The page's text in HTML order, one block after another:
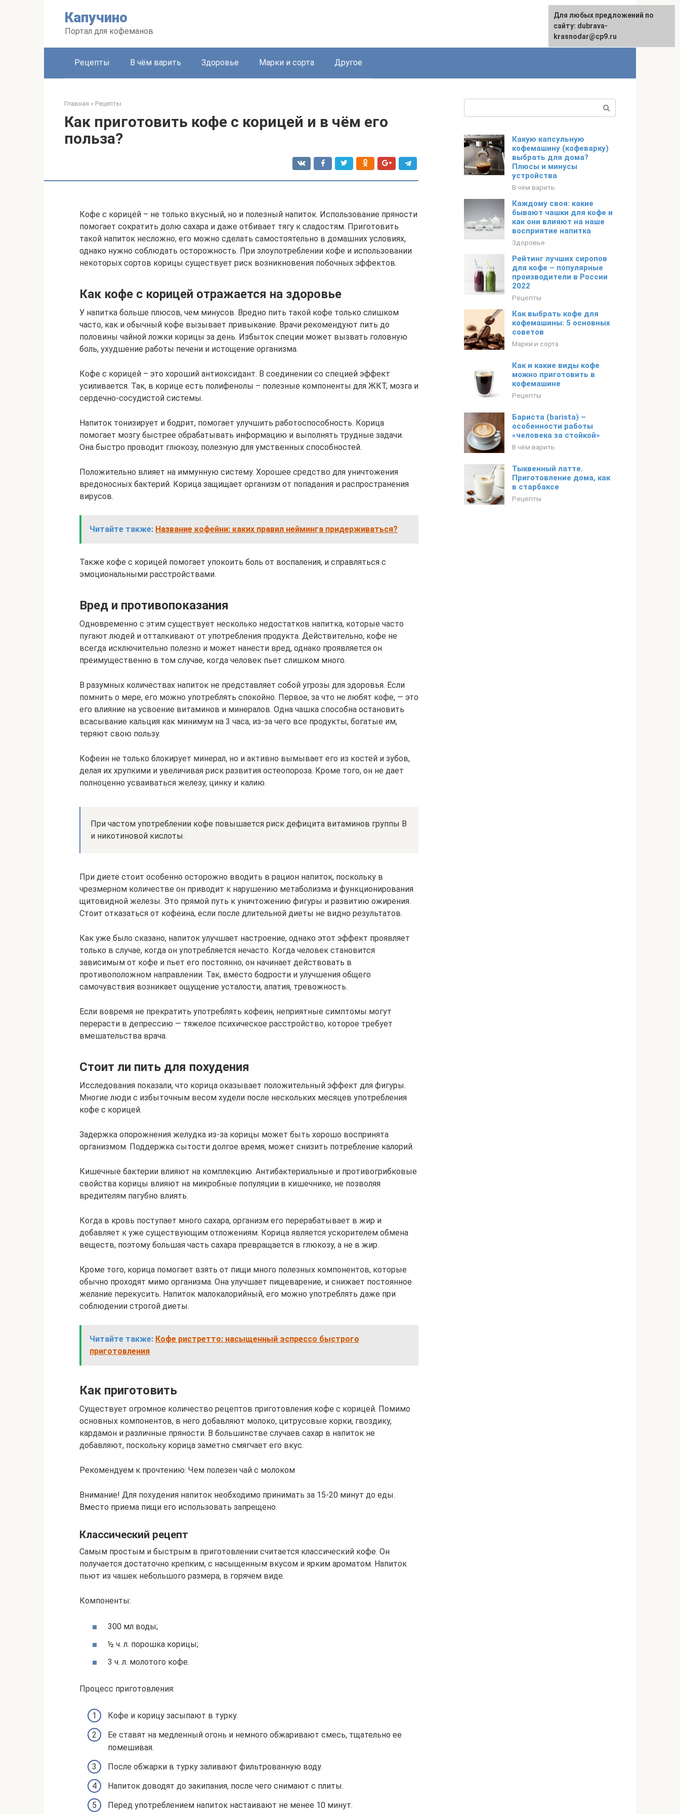
Капучино
Портал для кофеманов
Рецепты В чём варить Здоровье Марки и сорта Другое
Главная » Рецепты
Как приготовить кофе с корицей и в чём его
польза?
Кофе с корицей – не только вкусный, но и полезный напиток. Использование пряности
помогает сократить долю сахара и даже отбивает тягу к сладостям. Приготовить
такой напиток несложно, его можно сделать самостоятельно в домашних условиях,
однако нужно соблюдать осторожность. При злоупотреблении кофе и использовании
некоторых сортов корицы существует риск возникновения побочных эффектов.
Как кофе с корицей отражается на здоровье
У напитка больше плюсов, чем минусов. Вредно пить такой кофе только слишком
часто, как и обычный кофе вызывает привыкание. Врачи рекомендуют пить до
половины чайной ложки корицы за день. Избыток специи может вызвать головную
боль, ухудшение работы печени и истощение организма.
Кофе с корицей – это хороший антиоксидант. В соединении со специей эффект
усиливается. Так, в корице есть полифенолы – полезные компоненты для ЖКТ, мозга и
сердечно-сосудистой системы.
Напиток тонизирует и бодрит, помогает улучшить работоспособность. Корица
помогает мозгу быстрее обрабатывать информацию и выполнять трудные задачи.
Она быстро проводит глюкозу, полезную для умственных способностей.
Положительно влияет на иммунную систему. Хорошее средство для уничтожения
вредоносных бактерий. Корица защищает организм от попадания и распространения
вирусов.
Читайте также: Название кофейни: каких правил нейминга придерживаться?
Также кофе с корицей помогает упокоить боль от воспаления, и справляться с
эмоциональными расстройствами.
Вред и противопоказания
Одновременно с этим существует несколько недостатков напитка, которые часто
пугают людей и отталкивают от употребления продукта. Действительно, кофе не
всегда исключительно полезно и может нанести вред, однако проявляется он
преимущественно в том случае, когда человек пьет слишком много.
В разумных количествах напиток не представляет собой угрозы для здоровья. Если
помнить о мере, его можно употреблять спокойно. Первое, за что не любят кофе, — это
его влияние на усвоение витаминов и минералов. Одна чашка способна остановить
всасывание кальция как минимум на 3 часа, из-за чего все продукты, богатые им,
теряют свою пользу.
Кофеин не только блокирует минерал, но и активно вымывает его из костей и зубов,
делая их хрупкими и увеличивая риск развития остеопороза. Кроме того, он не дает
полноценно усваиваться железу, цинку и калию.
При частом употреблении кофе повышается риск дефицита витаминов группы B
и никотиновой кислоты.
При диете стоит особенно осторожно вводить в рацион напиток, поскольку в
чрезмерном количестве он приводит к нарушению метаболизма и функционирования
щитовидной железы. Это прямой путь к уничтожению фигуры и развитию ожирения.
Стоит отказаться от кофеина, если после длительной диеты не видно результатов.
Как уже было сказано, напиток улучшает настроение, однако этот эффект проявляет
только в случае, когда он употребляется нечасто. Когда человек становится
зависимым от кофе и пьет его постоянно, он начинает действовать в
противоположном направлении. Так, вместо бодрости и улучшения общего
самочувствия возникает ощущение усталости, апатия, тревожность.
Если вовремя не прекратить употреблять кофеин, неприятные симптомы могут
перерасти в депрессию — тяжелое психическое расстройство, которое требует
вмешательства врача.
Стоит ли пить для похудения
Исследования показали, что корица оказывает положительный эффект для фигуры.
Многие люди с избыточным весом худели после нескольких месяцев употребления
кофе с корицей.
Задержка опорожнения желудка из-за корицы может быть хорошо воспринята
организмом. Поддержка сытости долгое время, может снизить потребление калорий.
Кишечные бактерии влияют на комплекцию. Антибактериальные и противогрибковые
свойства корицы влияют на микробные популяции в кишечнике, не позволяя
вредителям пагубно влиять.
Когда в кровь поступает много сахара, организм его перерабатывает в жир и
добавляет к уже существующим отложениям. Корица является ускорителем обмена
веществ, поэтому большая часть сахара превращается в глюкозу, а не в жир.
Кроме того, корица помогает взять от пищи много полезных компонентов, которые
обычно проходят мимо организма. Она улучшает пищеварение, и снижает постоянное
желание перекусить. Напиток малокалорийный, его можно употреблять даже при
соблюдении строгой диеты.
Читайте также: Кофе ристретто: насыщенный эспрессо быстрого
приготовления
Как приготовить
Существует огромное количество рецептов приготовления кофе с корицей. Помимо
основных компонентов, в него добавляют молоко, цитрусовые корки, гвоздику,
кардамон и различные пряности. В большинстве случаев сахар в напиток не
добавляют, поскольку корица заметно смягчает его вкус.
Рекомендуем к прочтению: Чем полезен чай с молоком
Внимание! Для похудения напиток необходимо принимать за 15-20 минут до еды.
Вместо приема пищи его использовать запрещено.
Классический рецепт
Самым простым и быстрым в приготовлении считается классический кофе. Он
получается достаточно крепким, с насыщенным вкусом и ярким ароматом. Напиток
пьют из чашек небольшого размера, в горячем виде.
Компоненты:
300 мл воды;
½ ч. л. порошка корицы;
3 ч. л. молотого кофе.
Процесс приготовления:
Кофе и корицу засыпают в турку.
Ее ставят на медленный огонь и немного обжаривают смесь, тщательно ее
помешивая.
После обжарки в турку заливают фильтрованную воду.
Напиток доводят до закипания, после чего снимают с плиты.
Перед употреблением напиток настаивают не менее 10 минут.
Какую капсульную
кофемашину (кофеварку)
выбрать для дома?
Плюсы и минусы
устройства
В чём варить
Каждому своя: какие
бывают чашки для кофе и
как они влияют на наше
восприятие напитка
Здоровье
Рейтинг лучших сиропов
для кофе – популярные
производители в России
2022
Рецепты
Как выбрать кофе для
кофемашины: 5 основных
советов
Марки и сорта
Как и какие виды кофе
можно приготовить в
кофемашине
Рецепты
Бариста (barista) –
особенности работы
«человека за стойкой»
В чём варить
Тыквенный латте.
Приготовление дома, как
в старбаксе
Рецепты
Для любых предложений по
сайту: dubrava-
krasnodar@cp9.ru